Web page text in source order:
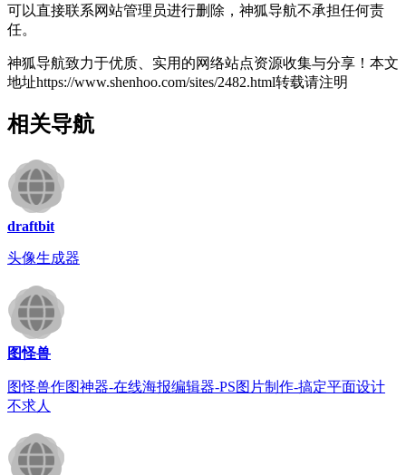
可以直接联系网站管理员进行删除，神狐导航不承担任何责
任。
神狐导航致力于优质、实用的网络站点资源收集与分享！ 本文
地址https://www.shenhoo.com/sites/2482.html转载请注明
相关导航
draftbit
头像生成器
图怪兽
图怪兽作图神器-在线海报编辑器-PS图片制作-搞定平面设计
不求人